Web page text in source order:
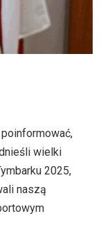
wielki
2025,
naszą